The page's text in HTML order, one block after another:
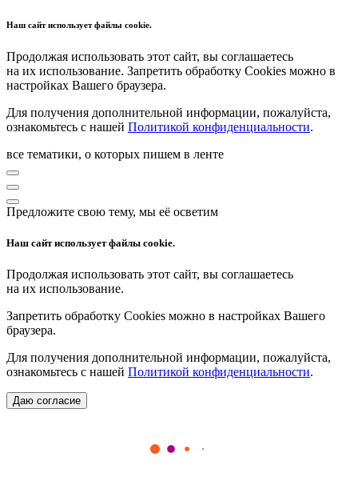
Наш сайт использует файлы cookie.
Продолжая использовать этот сайт, вы соглашаетесь
на их использование. Запретить обработку Cookies можно в
настройках Вашего браузера.
Для получения дополнительной информации, пожалуйста,
ознакомьтесь с нашей Политикой конфиденциальности.
все тематики, о которых пишем в ленте
Предложите свою тему, мы её осветим
Наш сайт использует файлы cookie.
Продолжая использовать этот сайт, вы соглашаетесь
на их использование.
Запретить обработку Cookies можно в настройках Вашего
браузера.
Для получения дополнительной информации, пожалуйста,
ознакомьтесь с нашей Политикой конфиденциальности.
Даю согласие